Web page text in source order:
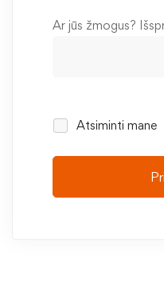
Ar jūs žmogus?
Atsiminti mane